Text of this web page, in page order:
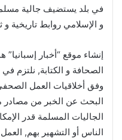
في بلد يستضيف جالية
و الإسلامي روابط تاريخية و
إنشاء موقع “أخبار
الصحافة و الكتابة, نلتزم
وفق أخلاقيات العمل
البحث عن الخبر من مصادر
الجاليات المسلمة قدر
الناس أو التشهير بهم,